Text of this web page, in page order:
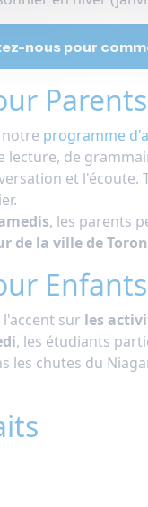
nous pour
Parents
programme
lecture, de
et
, les parents
de la ville de
Enfants
sur les
, les étudiants
les chutes du